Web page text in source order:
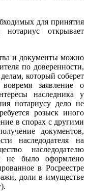
для принятия
открывает
и документы можно
по доверенности,
который соберет
заявление о
наследника у
нотариусу дело не
розыск иного
в спорах с другими
документов,
наследодателя на
наследодателю
не было оформлено
в Росреестре
доли в имуществе